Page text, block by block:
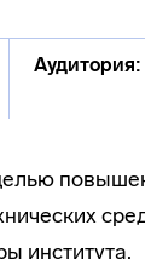
Аудитория:
института.